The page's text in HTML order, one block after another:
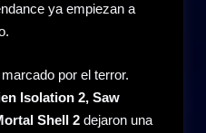
ya empiezan a
por el terror.
Isolation 2, Saw
Shell 2 dejaron una